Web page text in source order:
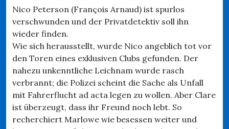
Nico Peterson (François Arnaud) ist spurlos
verschwunden und der Privatdetektiv soll ihn
wieder finden.
Wie sich herausstellt, wurde Nico angeblich tot vor
den Toren eines exklusiven Clubs gefunden. Der
nahezu unkenntliche Leichnam wurde rasch
verbrannt; die Polizei scheint die Sache als Unfall
mit Fahrerflucht ad acta legen zu wollen. Aber Clare
ist überzeugt, dass ihr Freund noch lebt. So
recherchiert Marlowe wie besessen weiter und